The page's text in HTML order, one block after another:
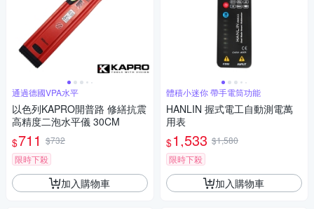
通過德國VPA水平
以色列KAPRO開普路 修繕抗震
高精度二泡水平儀 30CM
$711 $732
限時下殺
加入購物車
體積小迷你 帶手電筒功能
HANLIN 握式電工自動測電萬
用表
$1,533 $1,580
限時下殺
加入購物車